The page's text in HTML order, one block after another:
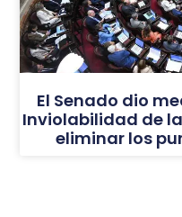
El Senado dio
Inviolabilidad de
eliminar los